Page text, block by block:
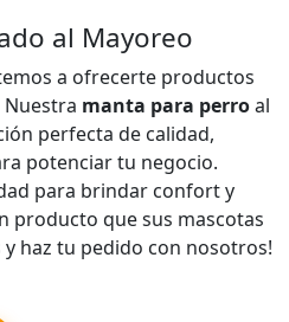
al Mayoreo
a ofrecerte productos
manta para perroal
perfecta de calidad,
potenciar tu negocio.
para brindar confort y
producto que sus mascotas
y haz tu pedido con nosotros!